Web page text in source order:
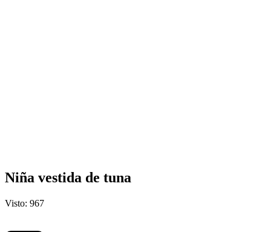
Niña vestida de tuna
Visto: 967